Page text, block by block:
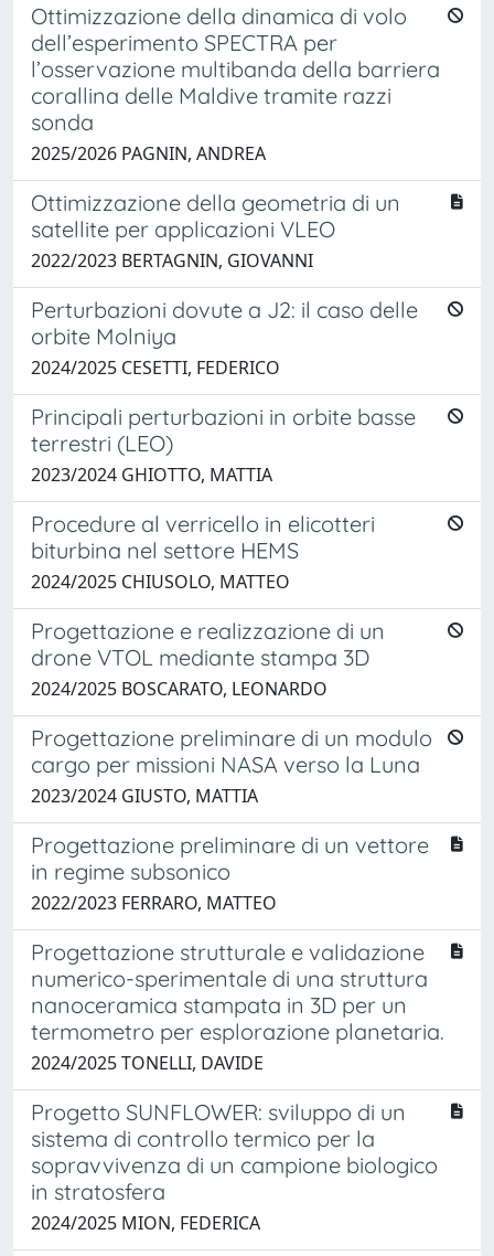
Ottimizzazione della dinamica di volo
dell’esperimento SPECTRA per
l’osservazione multibanda della barriera
corallina delle Maldive tramite razzi
sonda
2025/2026 PAGNIN, ANDREA
Ottimizzazione della geometria di un
satellite per applicazioni VLEO
2022/2023 BERTAGNIN, GIOVANNI
Perturbazioni dovute a J2: il caso delle
orbite Molniya
2024/2025 CESETTI, FEDERICO
Principali perturbazioni in orbite basse
terrestri (LEO)
2023/2024 GHIOTTO, MATTIA
Procedure al verricello in elicotteri
biturbina nel settore HEMS
2024/2025 CHIUSOLO, MATTEO
Progettazione e realizzazione di un
drone VTOL mediante stampa 3D
2024/2025 BOSCARATO, LEONARDO
Progettazione preliminare di un modulo
cargo per missioni NASA verso la Luna
2023/2024 GIUSTO, MATTIA
Progettazione preliminare di un vettore
in regime subsonico
2022/2023 FERRARO, MATTEO
Progettazione strutturale e validazione
numerico-sperimentale di una struttura
nanoceramica stampata in 3D per un
termometro per esplorazione planetaria.
2024/2025 TONELLI, DAVIDE
Progetto SUNFLOWER: sviluppo di un
sistema di controllo termico per la
sopravvivenza di un campione biologico
in stratosfera
2024/2025 MION, FEDERICA